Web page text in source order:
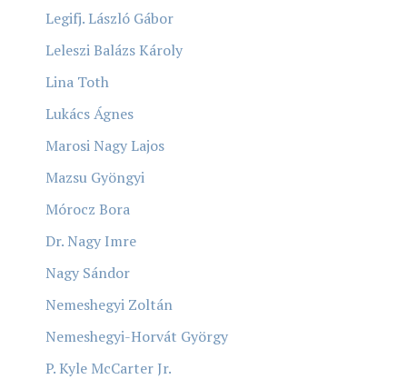
Legifj. László Gábor
Leleszi Balázs Károly
Lina Toth
Lukács Ágnes
Marosi Nagy Lajos
Mazsu Gyöngyi
Mórocz Bora
Dr. Nagy Imre
Nagy Sándor
Nemeshegyi Zoltán
Nemeshegyi-Horvát György
P. Kyle McCarter Jr.